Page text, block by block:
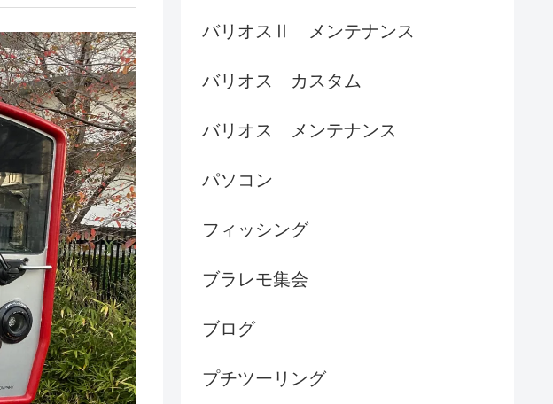
バリオスⅡ メンテナンス
バリオス カスタム
バリオス メンテナンス
パソコン
フィッシング
ブラレモ集会
ブログ
プチツーリング